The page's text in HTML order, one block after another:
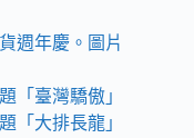
週年慶 。 圖片
「臺灣驕傲」
「大排長龍」